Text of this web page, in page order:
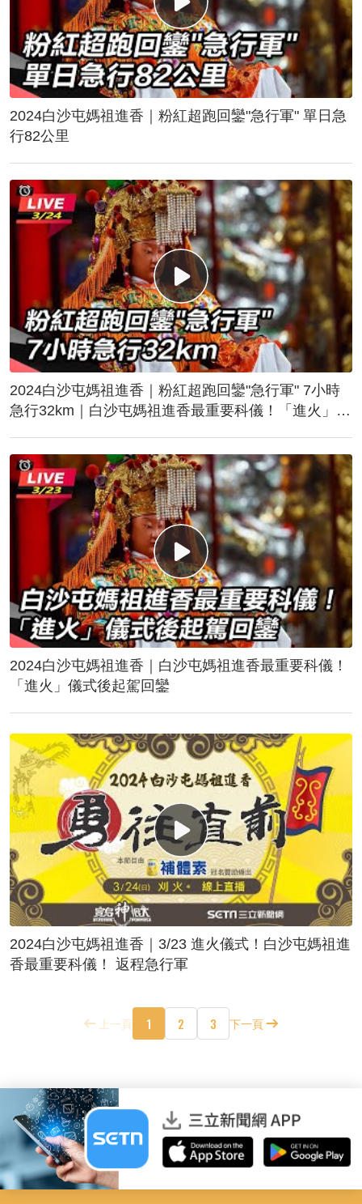
2024白沙屯媽祖進香｜粉紅超跑回鑾"急行軍" 單日急
行82公里
2024白沙屯媽祖進香｜粉紅超跑回鑾"急行軍" 7小時
急行32km｜白沙屯媽祖進香最重要科儀！「進火」儀
2024白沙屯媽祖進香｜白沙屯媽祖進香最重要科儀！
「進火」儀式後起駕回鑾
2024白沙屯媽祖進香｜3/23 進火儀式！白沙屯媽祖進
香最重要科儀！ 返程急行軍
上一頁 1 2 3 下一頁